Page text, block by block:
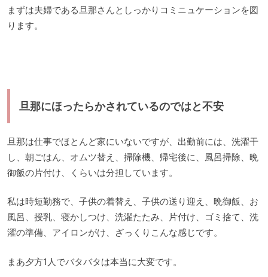
まずは夫婦である旦那さんとしっかりコミニュケーションを図
ります。
旦那にほったらかされているのではと不安
旦那は仕事でほとんど家にいないですが、出勤前には、洗濯干
し、朝ごはん、オムツ替え、掃除機、帰宅後に、風呂掃除、晩
御飯の片付け、くらいは分担しています。
私は時短勤務で、子供の着替え、子供の送り迎え、晩御飯、お
風呂、授乳、寝かしつけ、洗濯たたみ、片付け、ゴミ捨て、洗
濯の準備、アイロンがけ、ざっくりこんな感じです。
まあ夕方1人でバタバタは本当に大変です。